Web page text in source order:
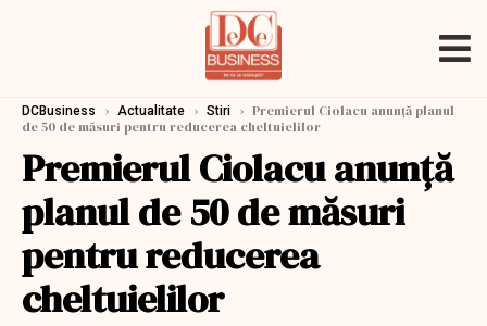
DCBusiness › Actualitate › Stiri › Premierul Ciolacu anunţă planul
de 50 de măsuri pentru reducerea cheltuielilor
Premierul Ciolacu anunţă
planul de 50 de măsuri
pentru reducerea
cheltuielilor